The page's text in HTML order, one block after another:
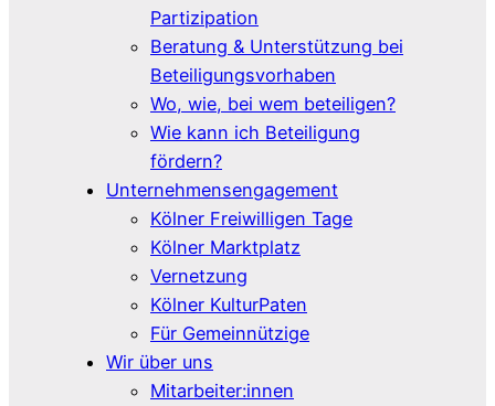
Partizipation
Beratung & Unterstützung bei
Beteiligungsvorhaben
Wo, wie, bei wem beteiligen?
Wie kann ich Beteiligung
fördern?
Unternehmensengagement
Kölner Freiwilligen Tage
Kölner Marktplatz
Vernetzung
Kölner KulturPaten
Für Gemeinnützige
Wir über uns
Mitarbeiter:innen